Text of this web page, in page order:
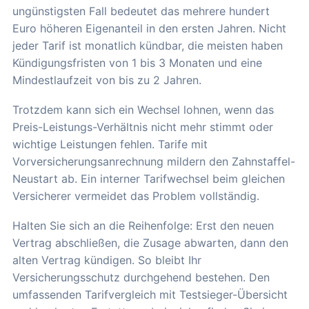
ungünstigsten Fall bedeutet das mehrere hundert
Euro höheren Eigenanteil in den ersten Jahren. Nicht
jeder Tarif ist monatlich kündbar, die meisten haben
Kündigungsfristen von 1 bis 3 Monaten und eine
Mindestlaufzeit von bis zu 2 Jahren.
Trotzdem kann sich ein Wechsel lohnen, wenn das
Preis-Leistungs-Verhältnis nicht mehr stimmt oder
wichtige Leistungen fehlen. Tarife mit
Vorversicherungsanrechnung mildern den Zahnstaffel-
Neustart ab. Ein interner Tarifwechsel beim gleichen
Versicherer vermeidet das Problem vollständig.
Halten Sie sich an die Reihenfolge: Erst den neuen
Vertrag abschließen, die Zusage abwarten, dann den
alten Vertrag kündigen. So bleibt Ihr
Versicherungsschutz durchgehend bestehen. Den
umfassenden Tarifvergleich mit Testsieger-Übersicht